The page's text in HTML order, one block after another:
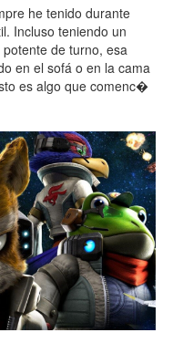
he tenido durante
Incluso teniendo un
de turno, esa
en el sofá o en la cama
es algo que comenc�